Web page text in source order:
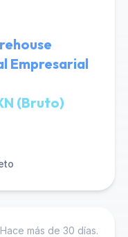
Empresarial
(Bruto)
Hace más de 30 días.